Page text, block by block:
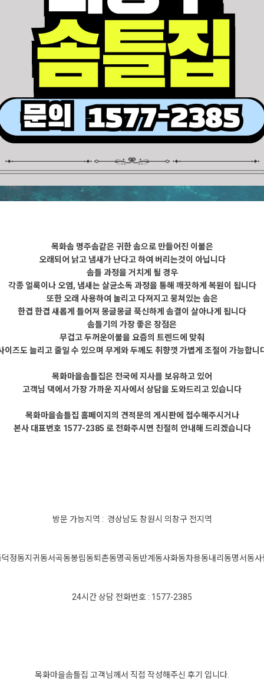
목화솜 명주솜같은 귀한 솜으로 만들어진 이불은
오래되어 낡고 냄새가 난다고 하여 버리는것이 아닙니다
솜틀 과정을 거치게 될 경우
각종 얼룩이나 오염, 냄새는 살균소독 과정을 통해 깨끗하게 복원이 됩니다
또한 오래 사용하여 눌리고 다져지고 뭉쳐있는 솜은
한겹 한겹 새롭게 틀어져 몽글몽글 푹신하게 솜결이 살아나게 됩니다
솜틀기의 가장 좋은 장점은
무겁고 두꺼운이불을 요즘의 트렌드에 맞춰
이즈도 늘리고 줄일 수 있으며 무게와 두께도 취향껏 가볍게 조절이 가능합니
목화마을솜틀집은 전국에 지사를 보유하고 있어
고객님 댁에서 가장 가까운 지사에서 상담을 도와드리고 있습니다
목화마을솜틀집 홈페이지의 견적문의 게시판에 접수해주시거나
본사 대표번호 1577-2385 로 전화주시면 친절히 안내해 드리겠습니다
방문 가능지역 : 경상남도 창원시 의창구 전지역
덕정동지귀동서곡동봉림동퇴촌동명곡동반계동사화동차용동내리동명서동사
24시간 상담 전화번호 : 1577-2385
목화마을솜틀집 고객님께서 직접 작성해주신 후기 입니다.